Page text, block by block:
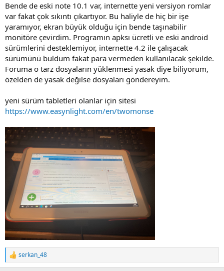
Bende de eski note 10.1 var, internette yeni versiyon romlar
var fakat çok sıkıntı çıkartıyor. Bu haliyle de hiç bir işe
yaramıyor, ekran büyük olduğu için bende taşınabilir
monitöre çevirdim. Programın apksı ücretli ve eski android
sürümlerini desteklemiyor, internette 4.2 ile çalışacak
sürümünü buldum fakat para vermeden kullanılacak şekilde.
Foruma o tarz dosyaların yüklenmesi yasak diye biliyorum,
özelden de yasak değilse dosyaları göndereyim.
yeni sürüm tabletleri olanlar için sitesi
https://www.easynlight.com/en/twomonse
R
e
serkan_48